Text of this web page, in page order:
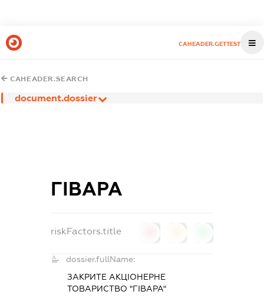
CAHEADER.GETTEST
CAHEADER.SEARCH
document.dossier
ГІВАРА
riskFactors.title
dossier.fullName:
ЗАКРИТЕ АКЦІОНЕРНЕ
ТОВАРИСТВО "ГІВАРА"